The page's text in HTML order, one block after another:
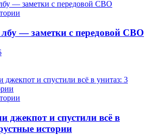
— заметки с передовой СВО
джекпот и спустили всё в
истории